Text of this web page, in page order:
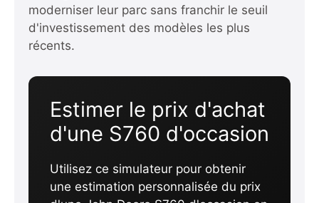
moderniser leur parc sans franchir le seuil
d'investissement des modèles les plus
récents.
Estimer le prix d'achat
d'une S760 d'occasion
Utilisez ce simulateur pour obtenir
une estimation personnalisée du prix